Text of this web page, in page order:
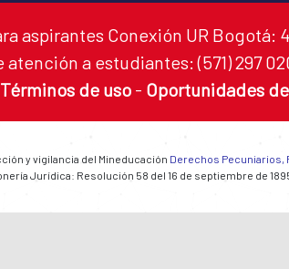
aspirantes Conexión UR Bogotá:
atención a estudiantes: (571) 297
Términos de uso - Oportunidades
y vigilancia del Mineducación Derechos Pecuniarios,
Jurídica: Resolución 58 del 16 de septiembre de